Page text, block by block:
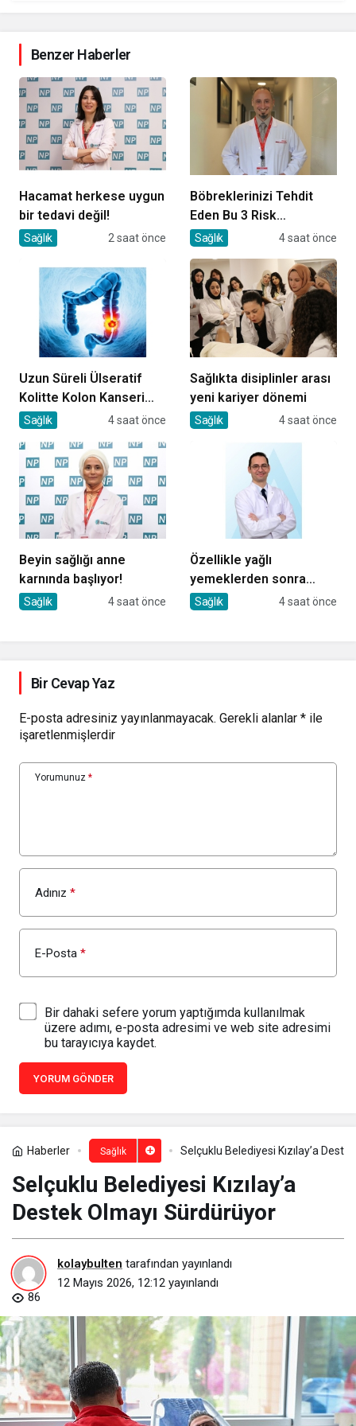
Benzer Haberler
Hacamat herkese uygun
bir tedavi değil!
Sağlık 2 saat önce
Böbreklerinizi Tehdit
Eden Bu 3 Risk
Faktörüne Dikkat!
Sağlık 4 saat önce
Uzun Süreli Ülseratif
Kolitte Kolon Kanseri
Riski Artıyor mu?
Sağlık 4 saat önce
Sağlıkta disiplinler arası
yeni kariyer dönemi
Sağlık 4 saat önce
Beyin sağlığı anne
karnında başlıyor!
Sağlık 4 saat önce
Özellikle yağlı
yemeklerden sonra
başlıyorsa, gecikmeyin
Sağlık 4 saat önce
Bir Cevap Yaz
E-posta adresiniz yayınlanmayacak. Gerekli alanlar * ile
işaretlenmişlerdir
Yorumunuz *
Adınız *
E-Posta *
Bir dahaki sefere yorum yaptığımda kullanılmak
üzere adımı, e-posta adresimi ve web site adresimi
bu tarayıcıya kaydet.
YORUM GÖNDER
Haberler Sağlık Selçuklu Belediyesi Kızılay’a
Selçuklu Belediyesi Kızılay’a
Destek Olmayı Sürdürüyor
kolaybulten tarafından yayınlandı
12 Mayıs 2026, 12:12 yayınlandı
86